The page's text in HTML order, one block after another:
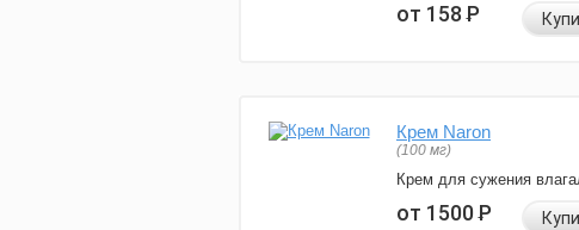
от 158Р
Крем Naron
(100 мг)
Крем для сужения
от 1500Р